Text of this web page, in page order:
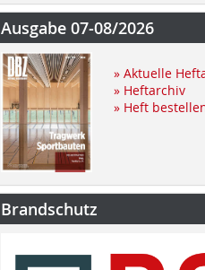
Ausgabe 07-08/2026
» Aktuelle
» Heftarchiv
» Heft
Brandschutz